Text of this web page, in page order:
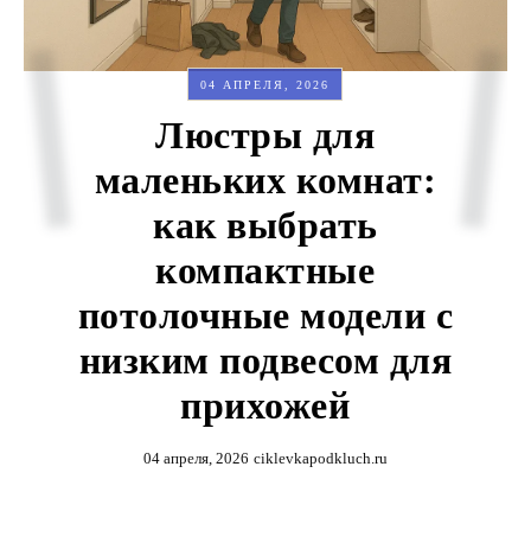
04 АПРЕЛЯ, 2026
Люстры для
маленьких комнат:
как выбрать
компактные
потолочные модели с
низким подвесом для
прихожей
04 апреля, 2026 ciklevkapodkluch.ru